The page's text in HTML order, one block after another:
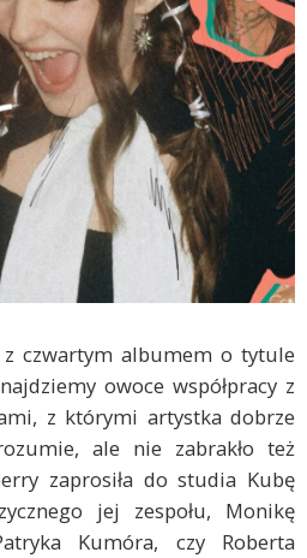
czwartym albumem o tytule
owoce współpracy z
z którymi artystka dobrze
ale nie zabrakło też
zaprosiła do studia Kubę
jej zespołu, Monikę
Kumóra, czy Roberta